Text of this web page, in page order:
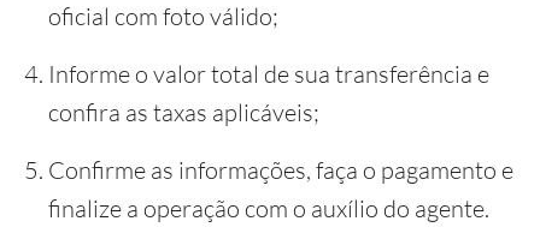
oficial com foto válido;
Informe o valor total de sua transferência e
confira as taxas aplicáveis;
Confirme as informações, faça o pagamento e
finalize a operação com o auxílio do agente.